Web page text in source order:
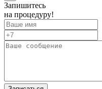
Запишитесь
на процедуру!